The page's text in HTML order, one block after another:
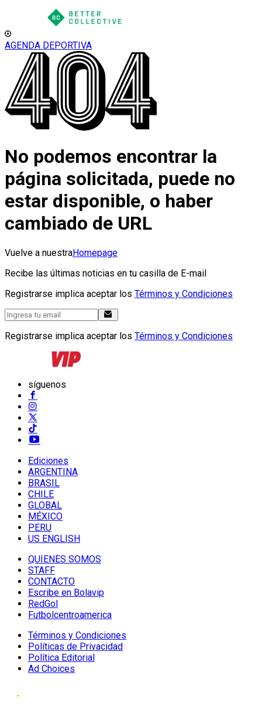
AGENDA DEPORTIVA
No podemos encontrar la
página solicitada, puede no
estar disponible, o haber
cambiado de URL
Vuelve a nuestraHomepage
Recibe las últimas noticias en tu casilla de E-mail
Registrarse implica aceptar los Términos y Condiciones
Registrarse implica aceptar los Términos y Condiciones
síguenos
Ediciones
ARGENTINA
BRASIL
CHILE
GLOBAL
MÉXICO
PERU
US ENGLISH
QUIENES SOMOS
STAFF
CONTACTO
Escribe en Bolavip
RedGol
Futbolcentroamerica
Términos y Condiciones
Políticas de Privacidad
Política Editorial
Ad Choices